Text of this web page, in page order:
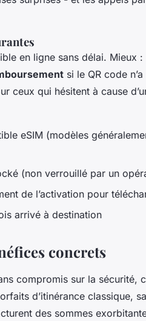
en ligne sans délai. Mieux :
si le QR code
ceux qui hésitent à cause
eSIM (modèles
(non verrouillé par un
de l’activation pour
arrivé à destination
concrets
compromis sur la sécurité,
d’itinérance classique,
des sommes